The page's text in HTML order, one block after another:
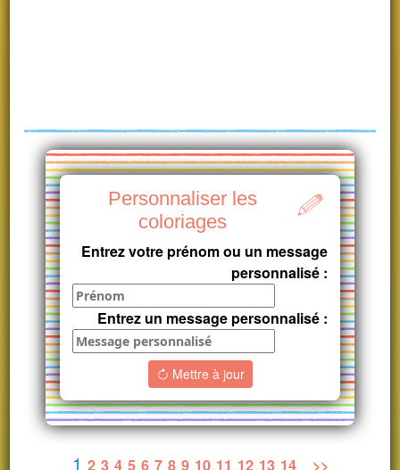
Personnaliser les
coloriages
Entrez votre prénom ou un message
personnalisé :
Entrez un message personnalisé :
Mettre à jour
1 2 3 4 5 6 7 8 9 10 11 12 13 14 >>